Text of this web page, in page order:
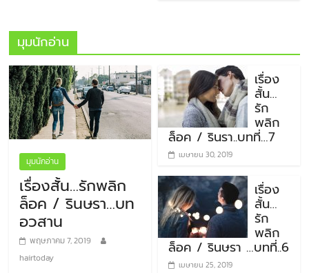
มุมนักอ่าน
มุมนักอ่าน
เรื่องสั้น…รักพลิก
ล็อค / รินษรา…บท
อวสาน
พฤษภาคม 7, 2019
hairtoday
เรื่อง
สั้น…
รัก
พลิก
ล็อค / รินรา..บทที่…7
เมษายน 30, 2019
เรื่อง
สั้น…
รัก
พลิก
ล็อค / รินษรา …บทที่..6
เมษายน 25, 2019